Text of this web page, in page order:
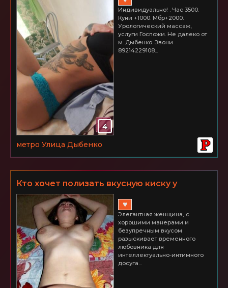
4
Индивидуально! . Час 3500.
Куни +1000. Мбр+2000.
Урологический массаж,
услуги Госпожи. Не далеко от
м. Дыбенко. Звони
89214229108...
метро Улица Дыбенко
Кто хочет полизать вкусную киску у
одинокой женщины? м. ул. Дыбенко
♥
Элегантная женщина, с
хорошими манерами и
безупречным вкусом
разыскивает временного
любовника для
интеллектуально-интимного
досуга...